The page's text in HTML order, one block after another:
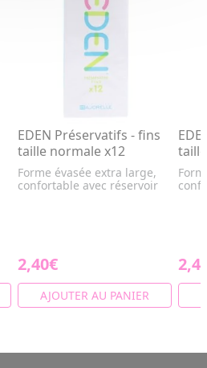
EDEN Préservatifs - fins
taille normale x12
Forme évasée extra large,
confortable avec réservoir
2,40€
AJOUTER AU PANIER